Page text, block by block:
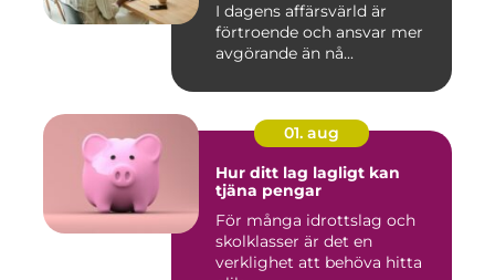
I dagens affärsvärld är
förtroende och ansvar mer
avgörande än nå...
01. aug
Hur ditt lag lagligt kan
tjäna pengar
För många idrottslag och
skolklasser är det en
verklighet att behöva hitta